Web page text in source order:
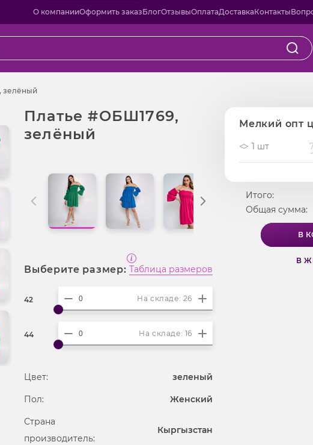
О компанииОформить заказБлогОтзывыОплатаДоставкаКонтакты
зелёныйПлатье #ОБШ1769, зелёный
Платье #ОБШ1769,
зелёный
Выберите размер: Таблица размеров
42 На складе: 26
44 На складе: 16
Цвет: зеленый
Пол: Женский
Страна
производитель:
Кыргызстан
Мелкий опт
1 шт
Итого:
Общая сумма:
В
В